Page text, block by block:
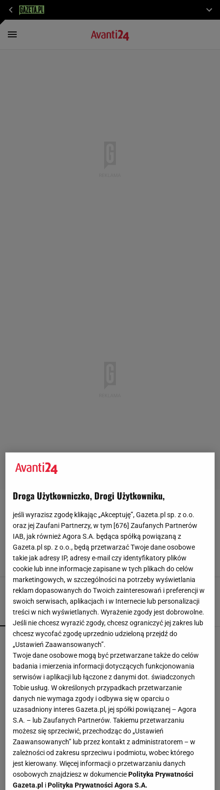
STYL-SKANDYNAWSKI
Już nie Kopenhaga, a Oslo. Tanie bilety i
piękna praktyczna moda. W tym sezonie
inspirujemy się stylem Norweżek
Marta Podściańska, 30 PAŹDZIERNIKA 2024, 13:09
POPULARNE NAJNOWSZE
Czółenka Lasocki aż 40% taniej. Kupisz je za
niewiele ponad 100 zł
Perfumy Armani aż 44% taniej. Ten luksusowy
zapach zostawia wyraźny ogon
Edukacja domowa nie dla każdego. Jak
rozpoznać, że dziecko potrzebuje innego modelu
nauki?
MATERIAŁ PROMOCYJNY
Sandały Keen to synonim wakacyjnego komfortu
- teraz tańsze o niemal 100 zł
Droga Użytkowniczko, Drogi Użytkowniku,
jeśli wyrazisz zgodę klikając „Akceptuję”, Gazeta.pl sp. z o.o.
oraz jej Zaufani Partnerzy, w tym [676] Zaufanych Partnerów
IAB, jak również Agora S.A. będąca spółką powiązaną z
Gazeta.pl sp. z o.o., będą przetwarzać Twoje dane osobowe
takie jak adresy IP, adresy e-mail czy identyfikatory plików
cookie lub inne informacje zapisane w tych plikach do celów
marketingowych, w szczególności na potrzeby wyświetlania
reklam dopasowanych do Twoich zainteresowań i preferencji w
swoich serwisach, aplikacjach i w Internecie lub personalizacji
treści w nich wyświetlanych. Wyrażenie zgody jest dobrowolne.
Jeśli nie chcesz wyrazić zgody, chcesz ograniczyć jej zakres lub
chcesz wycofać zgodę uprzednio udzieloną przejdź do
„Ustawień Zaawansowanych”.
Twoje dane osobowe mogą być przetwarzane także do celów
badania i mierzenia informacji dotyczących funkcjonowania
serwisów i aplikacji lub łączone z danymi dot. świadczonych
Tobie usług. W określonych przypadkach przetwarzanie
danych nie wymaga zgody i odbywa się w oparciu o
uzasadniony interes Gazeta.pl, jej spółki powiązanej – Agora
S.A. – lub Zaufanych Partnerów. Takiemu przetwarzaniu
możesz się sprzeciwić, przechodząc do „Ustawień
Zaawansowanych” lub przez kontakt z administratorem – w
zależności od zakresu sprzeciwu i podmiotu, wobec którego
jest kierowany. Więcej informacji o przetwarzaniu danych
osobowych znajdziesz w dokumenciePolityka Prywatności
Gazeta.pl iPolityka Prywatności Agora S.A.